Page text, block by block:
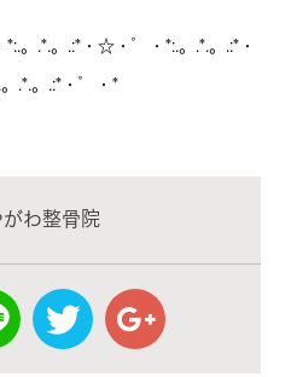
。.*.。.:*・☆・゜・*:.。.*.。.:*・
.*.。.:*・゜・*
がわ整骨院